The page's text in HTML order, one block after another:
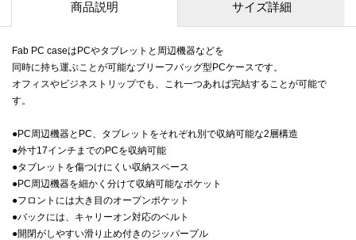
商品説明 サイズ詳細
Fab PC caseはPCやタブレットと周辺機器などを
同時に持ち運ぶことが可能なブリーフバッグ型PCケースです。
オフィスやビジネストリップでも、これ一つあれば完結することが可能で
す。
●PC周辺機器とPC、タブレットをそれぞれ別で収納可能な2層構造
●外寸17インチまでのPCを収納可能
●タブレットを傷つけにくい収納スペース
●PC周辺機器を細かく分けて収納可能なポケット
●フロントには大き目のオープンポケット
●バックには、キャリーオン対応のベルト
●開閉がしやすい滑り止め付きのジッパープル